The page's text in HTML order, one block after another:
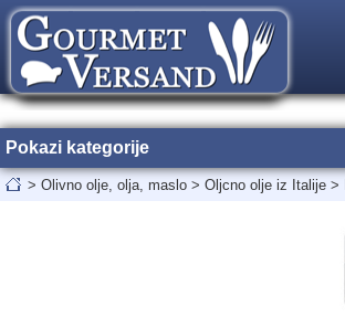
Pokazi kategorije
> Olivno olje, olja, maslo > Oljcno olje iz Italije >